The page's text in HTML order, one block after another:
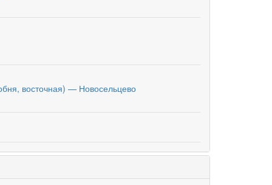
восточная) — Новосельцево